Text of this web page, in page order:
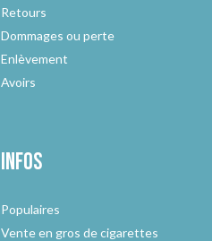
Retours
Dommages ou perte
Enlèvement
Avoirs
Infos
Populaires
Vente en gros de cigarettes